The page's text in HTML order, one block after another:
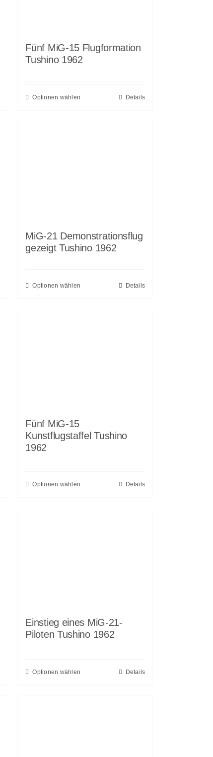
Fünf MiG-15 Flugformation
Tushino 1962
Optionen wählen Details
MiG-21 Demonstrationsflug
gezeigt Tushino 1962
Optionen wählen Details
Fünf MiG-15
Kunstflugstaffel Tushino
1962
Optionen wählen Details
Einstieg eines MiG-21-
Piloten Tushino 1962
Optionen wählen Details